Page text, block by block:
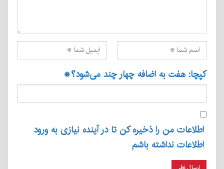
کپچا: هفت به اضافه چهار چند می‌شود؟*
اطلاعات من را ذخیره کن تا در آینده نیازی به ورود
اطلاعات نداشته باشم